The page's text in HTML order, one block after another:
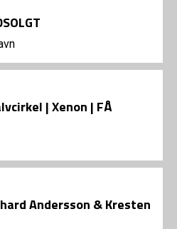
| Xenon | FÅ
Andersson & Kresten